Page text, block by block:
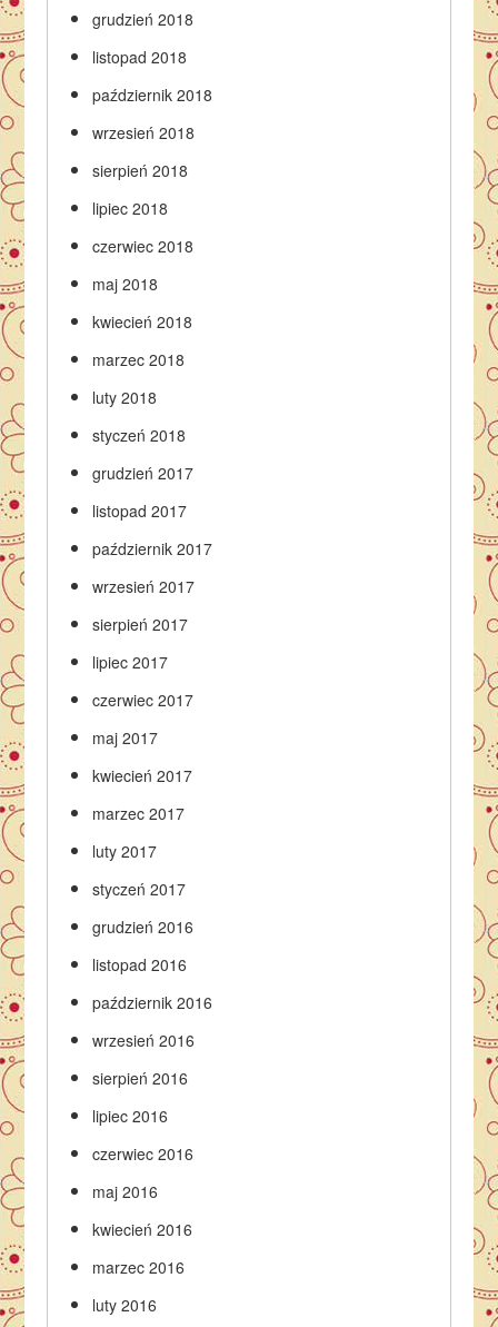
grudzień 2018
listopad 2018
październik 2018
wrzesień 2018
sierpień 2018
lipiec 2018
czerwiec 2018
maj 2018
kwiecień 2018
marzec 2018
luty 2018
styczeń 2018
grudzień 2017
listopad 2017
październik 2017
wrzesień 2017
sierpień 2017
lipiec 2017
czerwiec 2017
maj 2017
kwiecień 2017
marzec 2017
luty 2017
styczeń 2017
grudzień 2016
listopad 2016
październik 2016
wrzesień 2016
sierpień 2016
lipiec 2016
czerwiec 2016
maj 2016
kwiecień 2016
marzec 2016
luty 2016